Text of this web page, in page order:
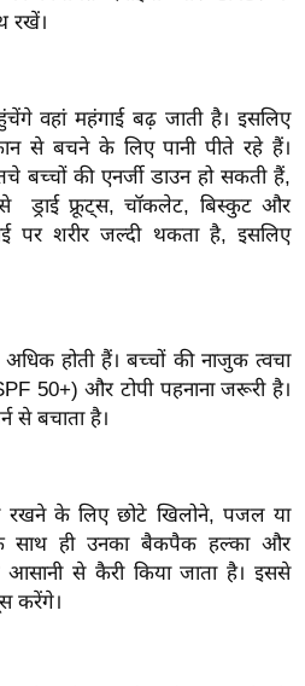
रखें।
वहां महंगाई बढ़ जाती है। इसलिए
से बचने के लिए पानी पीते रहे हैं।
बच्चों की एनर्जी डाउन हो सकती हैं,
ड्राई फ्रूट्स, चॉकलेट, बिस्कुट और
पर शरीर जल्दी थकता है, इसलिए
होती हैं। बच्चों की नाजुक त्वचा
50+) और टोपी पहनाना जरूरी है।
से बचाता है।
रखने के लिए छोटे खिलोने, पजल या
ही उनका बैकपैक हल्का और
से कैरी किया जाता है। इससे
करेंगे।